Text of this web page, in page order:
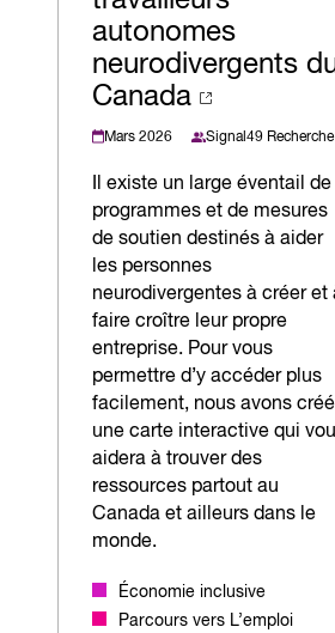
autonomes
neurodivergents
Canada
Mars 2026 Signal49 Recherche
Il existe un large éventail de
programmes et de mesures
de soutien destinés à aider
les personnes
neurodivergentes à créer et
faire croître leur propre
entreprise. Pour vous
permettre d’y accéder plus
facilement, nous avons créé
une carte interactive qui
aidera à trouver des
ressources partout au
Canada et ailleurs dans le
monde.
Économie inclusive
Parcours vers L’emploi